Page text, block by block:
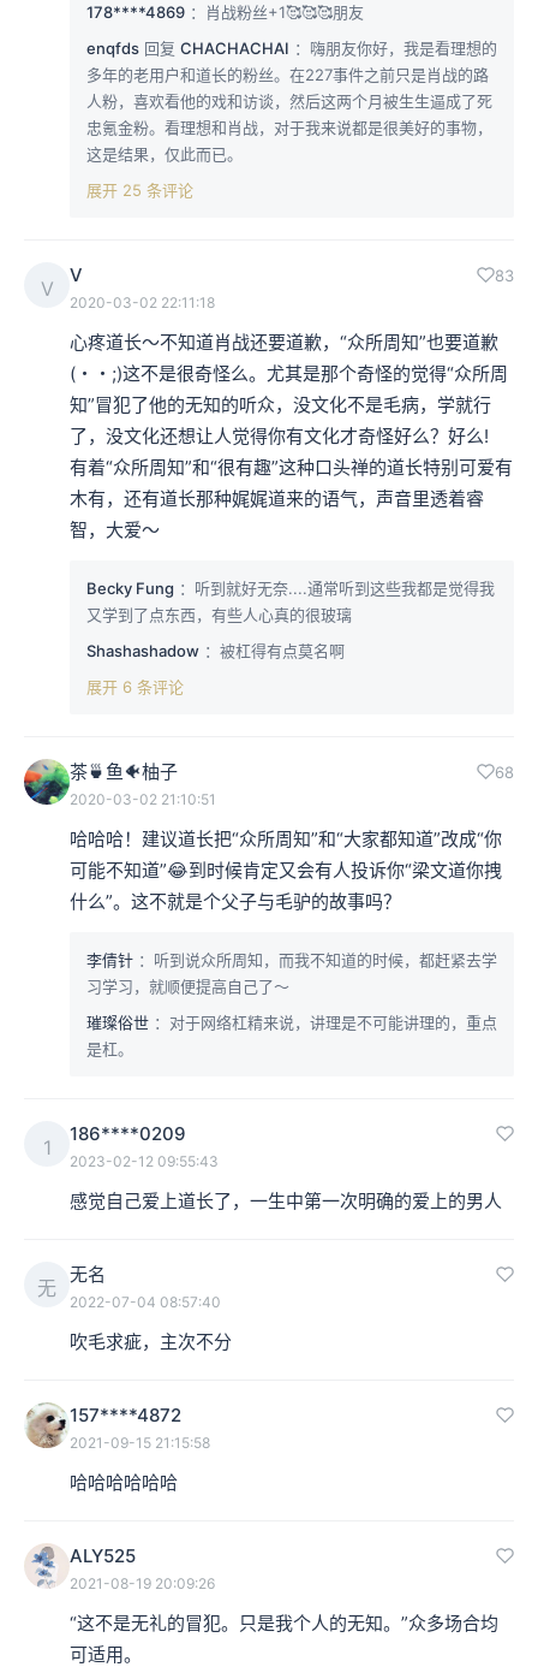
178****4869 ：肖战粉丝+1🥰🥰🥰朋友
enqfds 回复 CHACHACHAI ：嗨朋友你好，我是看理想的
多年的老用户和道长的粉丝。在227事件之前只是肖战的路
人粉，喜欢看他的戏和访谈，然后这两个月被生生逼成了死
忠氪金粉。看理想和肖战，对于我来说都是很美好的事物，
这是结果，仅此而已。
展开 25 条评论
V
V 83
2020-03-02 22:11:18
心疼道长～不知道肖战还要道歉，“众所周知”也要道歉
(・・;)这不是很奇怪么。尤其是那个奇怪的觉得“众所周
知”冒犯了他的无知的听众，没文化不是毛病，学就行
了，没文化还想让人觉得你有文化才奇怪好么？好么!
有着“众所周知”和“很有趣”这种口头禅的道长特别可爱有
木有，还有道长那种娓娓道来的语气，声音里透着睿
智，大爱～
Becky Fung ：听到就好无奈....通常听到这些我都是觉得我
又学到了点东西，有些人心真的很玻璃
Shashashadow ：被杠得有点莫名啊
展开 6 条评论
茶🍵鱼🐠柚子 68
2020-03-02 21:10:51
哈哈哈！建议道长把“众所周知”和“大家都知道”改成“你
可能不知道”😂到时候肯定又会有人投诉你“梁文道你拽
什么”。这不就是个父子与毛驴的故事吗？
李倩针 ：听到说众所周知，而我不知道的时候，都赶紧去学
习学习，就顺便提高自己了～
璀璨俗世 ：对于网络杠精来说，讲理是不可能讲理的，重点
是杠。
1
186****0209
2023-02-12 09:55:43
感觉自己爱上道长了，一生中第一次明确的爱上的男人
无
无名
2022-07-04 08:57:40
吹毛求疵，主次不分
157****4872
2021-09-15 21:15:58
哈哈哈哈哈哈
ALY525
2021-08-19 20:09:26
“这不是无礼的冒犯。只是我个人的无知。”众多场合均
可适用。